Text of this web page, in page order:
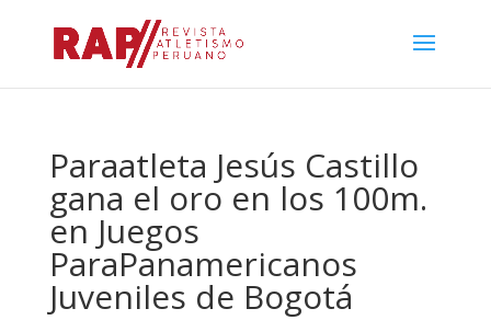
Paraatleta Jesús Castillo
gana el oro en los 100m.
en Juegos
ParaPanamericanos
Juveniles de Bogotá